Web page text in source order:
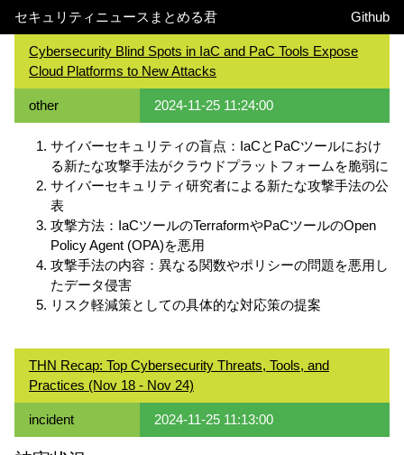
セキュリティニュースまとめる君 Github
Cybersecurity Blind Spots in IaC and PaC Tools Expose
Cloud Platforms to New Attacks
other 2024-11-25 11:24:00
サイバーセキュリティの盲点：IaCとPaCツールにおけ
る新たな攻撃手法がクラウドプラットフォームを脆弱に
サイバーセキュリティ研究者による新たな攻撃手法の公
表
攻撃方法：IaCツールのTerraformやPaCツールのOpen
Policy Agent (OPA)を悪用
攻撃手法の内容：異なる関数やポリシーの問題を悪用し
たデータ侵害
リスク軽減策としての具体的な対応策の提案
THN Recap: Top Cybersecurity Threats, Tools, and
Practices (Nov 18 - Nov 24)
incident 2024-11-25 11:13:00